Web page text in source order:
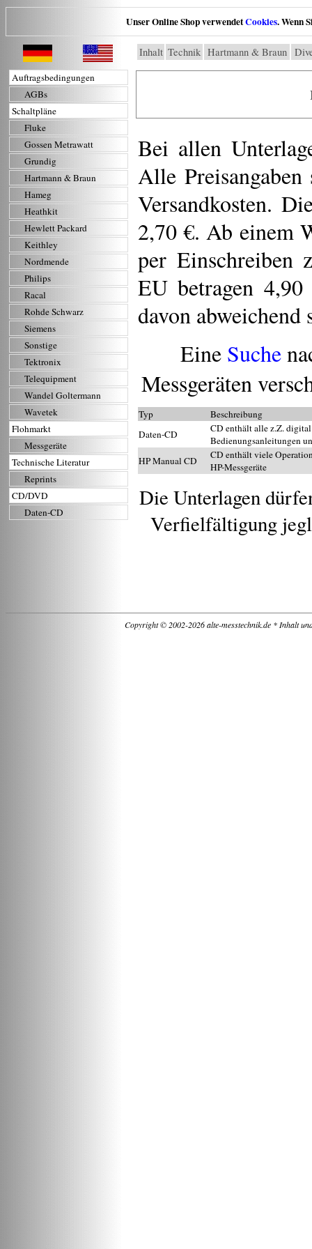
Unser Online Shop verwendetCookies. Wenn
Inhalt Technik Hartmann & Braun
Auftragsbedingungen
AGBs
Schaltpläne
Fluke
Gossen Metrawatt
Grundig
Hartmann & Braun
Hameg
Heathkit
Hewlett Packard
Keithley
Nordmende
Philips
Racal
Rohde Schwarz
Siemens
Sonstige
Tektronix
Telequipment
Wandel Goltermann
Wavetek
Flohmarkt
Messgeräte
Technische Literatur
Reprints
CD/DVD
Daten-CD
Bei allen
Alle
Versandkosten.
2,70 €. Ab einem
per Einschreiben
EU betragen
davon abweichend
Eine Suche
Messgeräten
Typ
Beschreibung
Daten-CD
CD enthält alle z.Z.
Bedienungsanleitungen
HP Manual CD
CD enthält viele
HP-Messgeräte
Die Unterlagen
Verfielfältigung
Copyright © 2002-2026 alte-messtechnik.de * Inhalt